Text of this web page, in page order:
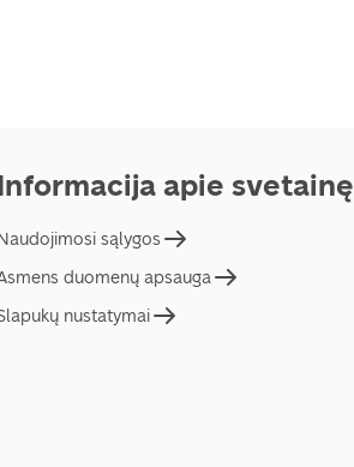
apie svetainę
sąlygos
duomenų apsauga
nustatymai